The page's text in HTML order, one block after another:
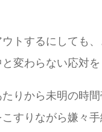
トするにしても
変わらない応対
りから未明の時
すりながら嫌々